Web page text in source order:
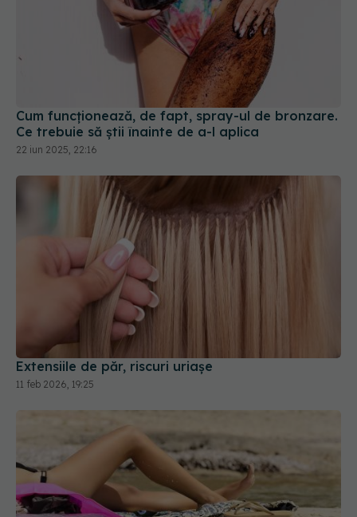
Cum funcționează, de fapt, spray-ul de bronzare.
Ce trebuie să știi înainte de a-l aplica
22 iun 2025, 22:16
Extensiile de păr, riscuri uriașe
11 feb 2026, 19:25